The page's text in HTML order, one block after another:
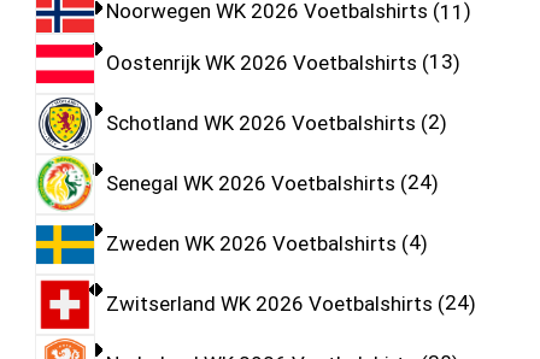
Noorwegen WK 2026 Voetbalshirts 11
Oostenrijk WK 2026 Voetbalshirts 13
Schotland WK 2026 Voetbalshirts 2
Senegal WK 2026 Voetbalshirts 24
Zweden WK 2026 Voetbalshirts 4
Zwitserland WK 2026 Voetbalshirts 24